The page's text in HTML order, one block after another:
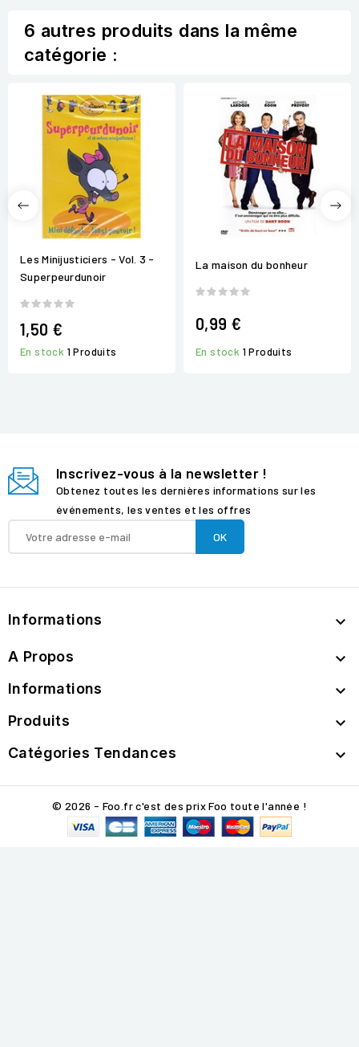
6 autres produits dans la même
catégorie :
Les Minijusticiers - Vol. 3 -
Superpeurdunoir
1,50 €
En stock 1 Produits
La maison du bonheur
0,99 €
En stock 1 Produits
Inscrivez-vous à la newsletter !
Obtenez toutes les dernières informations sur les
événements, les ventes et les offres
Informations 
A Propos 
Informations 
Produits 
Catégories Tendances 
© 2026 - Foo.fr c'est des prix Foo toute l'année !